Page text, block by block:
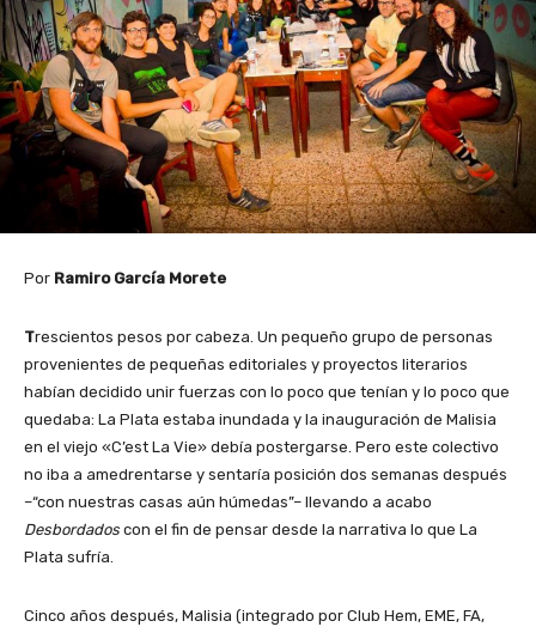
Por Ramiro García Morete
Trescientos pesos por cabeza. Un pequeño grupo de personas
provenientes de pequeñas editoriales y proyectos literarios
habían decidido unir fuerzas con lo poco que tenían y lo poco que
quedaba: La Plata estaba inundada y la inauguración de Malisia
en el viejo «C’est La Vie» debía postergarse. Pero este colectivo
no iba a amedrentarse y sentaría posición dos semanas después
–“con nuestras casas aún húmedas”– llevando a acabo
Desbordados con el fin de pensar desde la narrativa lo que La
Plata sufría.
Cinco años después, Malisia (integrado por Club Hem, EME, FA,